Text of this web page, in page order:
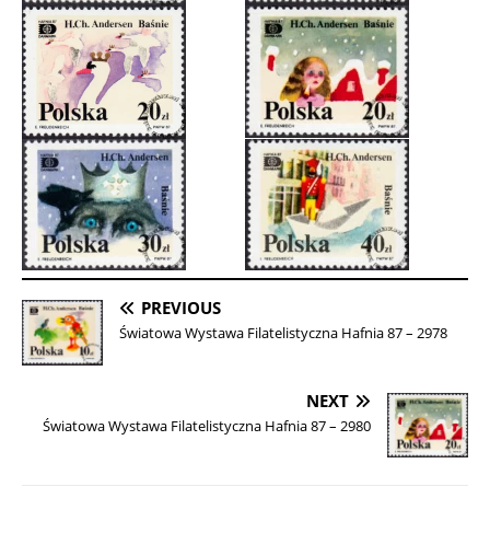
PREVIOUS
Światowa Wystawa Filatelistyczna Hafnia 87 – 2978
NEXT
Światowa Wystawa Filatelistyczna Hafnia 87 – 2980